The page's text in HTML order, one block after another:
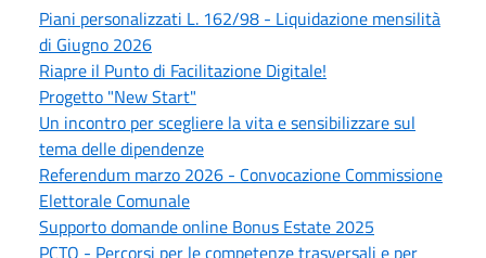
Piani personalizzati L. 162/98 - Liquidazione mensilità
di Giugno 2026
Riapre il Punto di Facilitazione Digitale!
Progetto "New Start"
Un incontro per scegliere la vita e sensibilizzare sul
tema delle dipendenze
Referendum marzo 2026 - Convocazione Commissione
Elettorale Comunale
Supporto domande online Bonus Estate 2025
PCTO - Percorsi per le competenze trasversali e per